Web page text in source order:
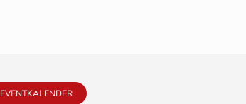
EVENTKALENDER